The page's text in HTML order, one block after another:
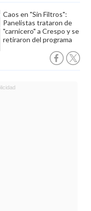
Caos en "Sin Filtros":
Panelistas trataron de
"carnicero" a Crespo y se
retiraron del programa